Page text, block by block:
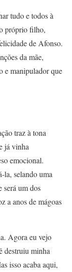
tudo e todos à
próprio filho,
de Afonso.
da mãe,
e manipulador que
traz à tona
já vinha
emocional.
la, selando uma
será um dos
a anos de mágoas
Agora eu vejo
destruiu minha
isso acaba aqui,